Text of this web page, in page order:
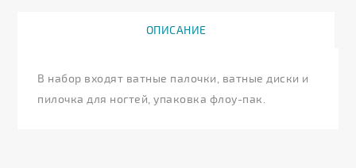
ОПИСАНИЕ
В набор входят ватные палочки, ватные диски и
пилочка для ногтей, упаковка флоу-пак.